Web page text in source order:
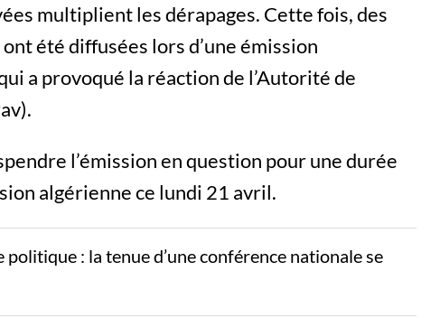
multiplient les dérapages. Cette fois, des
été diffusées lors d’une émission
a provoqué la réaction de l’Autorité de
l’émission en question pour une durée
algérienne ce lundi 21 avril.
politique : la tenue d’une conférence nationale se